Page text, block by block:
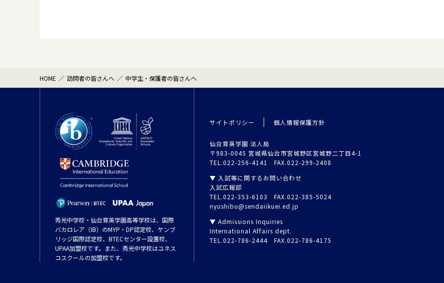
HOME 訪問者の皆さんへ 中学生・保護者の皆さんへ
秀光中学校・仙台育英学園高等学校は、国際
バカロレア（IB）のMYP・DP認定校、ケンブ
リッジ国際認定校、BTECセンター設置校、
UPAA加盟校です。また、秀光中学校はユネス
コスクールの加盟校です。
サイトポリシー 個人情報保護方針
仙台育英学園 法人局
〒983-0045 宮城県仙台市宮城野区宮城野二丁目4-1
TEL.022-256-4141 FAX.022-299-2408
▼ 入試等に関するお問い合わせ
入試広報部
TEL.022-353-6103 FAX.022-385-5024
nyushibu@sendaiikuei.ed.jp
▼ Admissions Inquiries
International Affairs dept.
TEL.022-786-2444 FAX.022-786-4175